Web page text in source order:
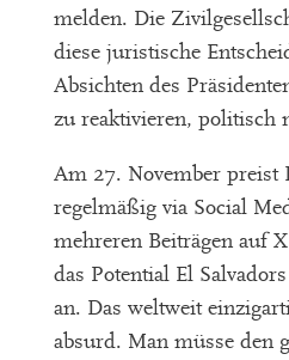
melden. Die
diese juristische
Absichten des
zu reaktivieren, politisch
Am 27. November preist
regelmäßig via Social
mehreren Beiträgen auf
das Potential El
an. Das weltweit
absurd. Man müsse den